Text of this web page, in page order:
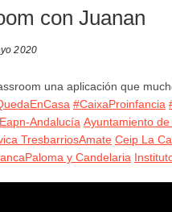
con Juanan
2020
una aplicación que
#CaixaProinfancia
Eapn-Andalucía Ayuntamiento de
TresbarriosAmate Ceip La
y Candelaria